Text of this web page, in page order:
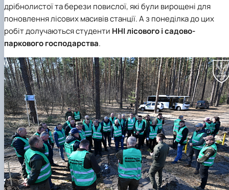
дрібнолистої та берези повислої, які були вирощені для
поновлення лісових масивів станції. А з понеділка до цих
робіт долучаються студенти ННІ лісового і садово-
паркового господарства.